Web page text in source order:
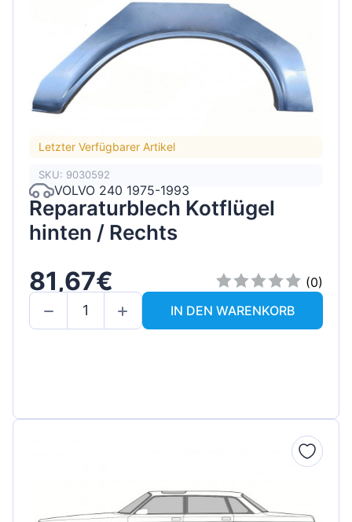
Letzter Verfügbarer Artikel
SKU: 9030592
VOLVO 240 1975-1993
Reparaturblech Kotflügel
hinten / Rechts
81,67€
(0)
IN DEN WARENKORB